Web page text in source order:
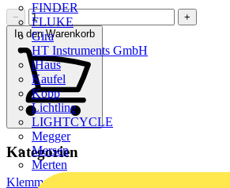
FINDER
FLUKE
Gira
HT Instruments GmbH
iHaus
Kaufel
Kopp
Lichtline
LIGHTCYCLE
Megger
Mersen
Merten
−
+
In den Warenkorb
Kategorien
Klemmen, Steckverbinder &